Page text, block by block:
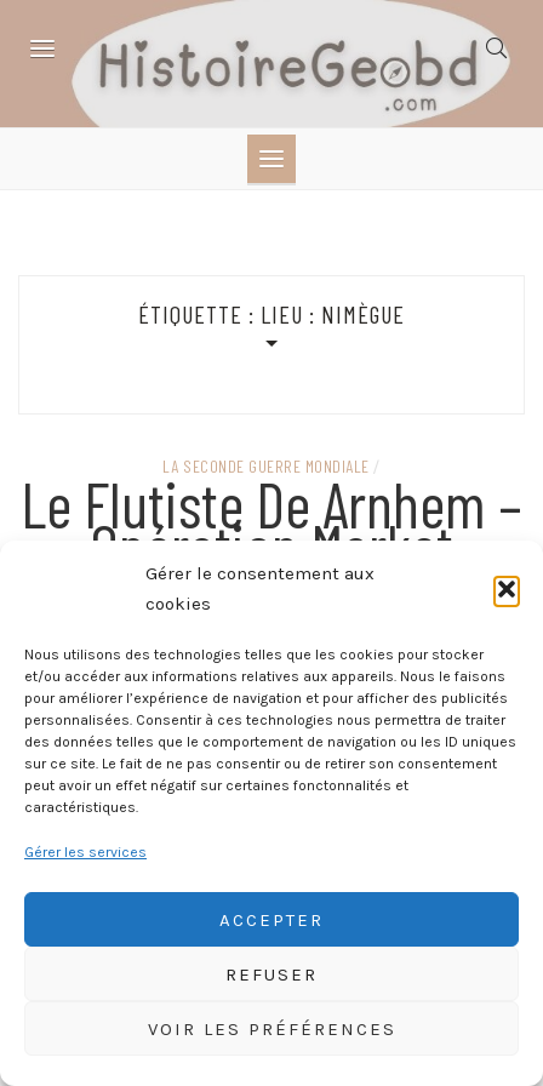
Gérer le consentement aux
cookies
Nous utilisons des technologies telles que les cookies pour stocker
et/ou accéder aux informations relatives aux appareils. Nous le faisons
pour améliorer l’expérience de navigation et pour afficher des publicités
personnalisées. Consentir à ces technologies nous permettra de traiter
des données telles que le comportement de navigation ou les ID uniques
sur ce site. Le fait de ne pas consentir ou de retirer son consentement
peut avoir un effet négatif sur certaines fonctonnalités et
caractéristiques.
Gérer les services
ACCEPTER
REFUSER
VOIR LES PRÉFÉRENCES
LITTÉRATURE EN
ÉTIQUETTE : LIEU : NIMÈGUE
LA SECONDE GUERRE MONDIALE /
Le Flutiste De Arnhem –
Opération Market
Garden – Hollande
Septembre 1944
HISTOIRE, GÉOGRAPHIE, SCIENCES, LITTÉRATURE EN BD